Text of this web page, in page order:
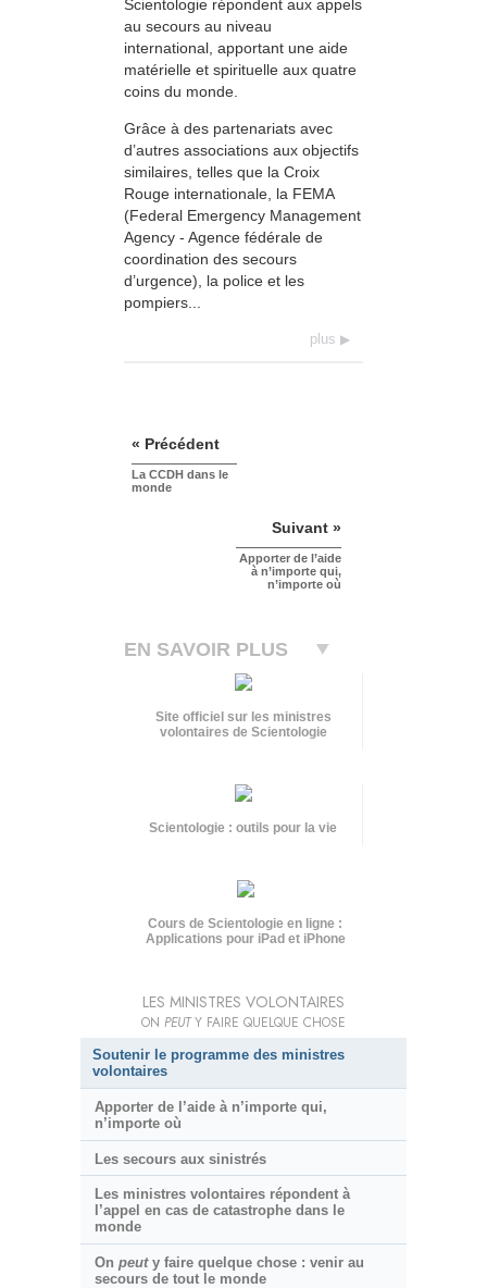
Scientologie répondent aux appels
au secours au niveau
international, apportant une aide
matérielle et spirituelle aux quatre
coins du monde.
Grâce à des partenariats avec
d’autres associations aux objectifs
similaires, telles que la Croix
Rouge internationale, la FEMA
(Federal Emergency Management
Agency - Agence fédérale de
coordination des secours
d’urgence), la police et les
pompiers...
plus
« Précédent
La CCDH dans le
monde
Suivant »
Apporter de l’aide
à n’importe qui,
n’importe où
EN SAVOIR PLUS
Site officiel sur les ministres
volontaires de Scientologie
Scientologie : outils pour la vie
Cours de Scientologie en ligne :
Applications pour iPad et iPhone
LES MINISTRES VOLONTAIRES
ON PEUTY FAIRE QUELQUE CHOSE
Soutenir le programme des ministres
volontaires
Apporter de l’aide à n’importe qui,
n’importe où
Les secours aux sinistrés
Les ministres volontaires répondent à
l’appel en cas de catastrophe dans le
monde
On peuty faire quelque chose : venir au
secours de tout le monde